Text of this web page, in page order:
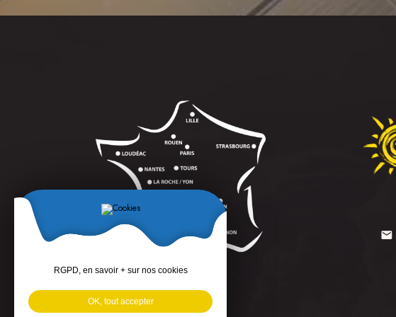
RGPD, en savoir + sur nos cookies
OK, tout accepter